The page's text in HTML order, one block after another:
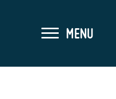
MENU